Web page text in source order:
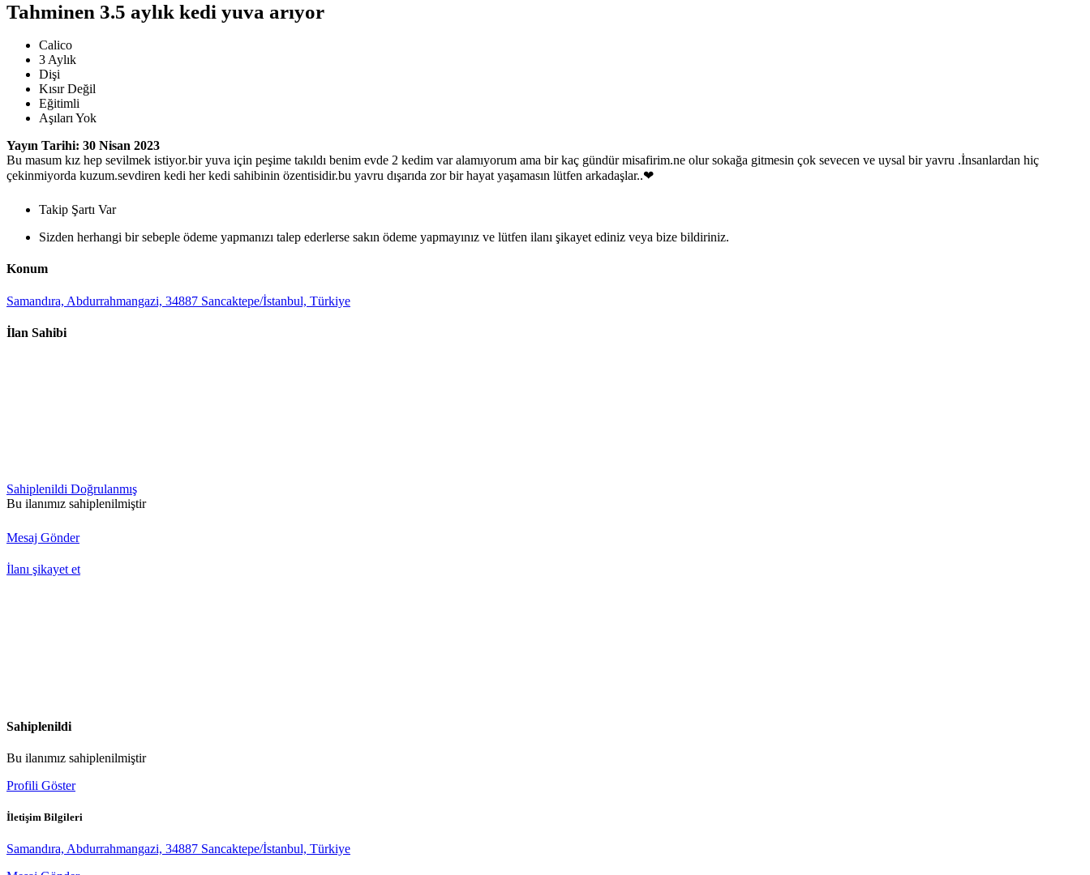
Tahminen 3.5 aylık kedi yuva arıyor
Calico
3 Aylık
Dişi
Kısır Değil
Eğitimli
Aşıları Yok
Yayın Tarihi: 30 Nisan 2023
Bu masum kız hep sevilmek istiyor.bir yuva için peşime takıldı benim evde 2 kedim var alamıyorum ama bir kaç gündür misafirim.ne olur sokağa gitmesin çok sevecen ve uysal bir yavru .İnsanlardan hiç
çekinmiyorda kuzum.sevdiren kedi her kedi sahibinin özentisidir.bu yavru dışarıda zor bir hayat yaşamasın lütfen arkadaşlar..❤
Takip Şartı Var
Sizden herhangi bir sebeple ödeme yapmanızı talep ederlerse sakın ödeme yapmayınız ve lütfen ilanı şikayet ediniz veya bize bildiriniz.
Konum
Samandıra, Abdurrahmangazi, 34887 Sancaktepe/İstanbul, Türkiye
İlan Sahibi
Sahiplenildi Doğrulanmış
Bu ilanımız sahiplenilmiştir
Mesaj Gönder
İlanı şikayet et
Sahiplenildi
Bu ilanımız sahiplenilmiştir
Profili Göster
İletişim Bilgileri
Samandıra, Abdurrahmangazi, 34887 Sancaktepe/İstanbul, Türkiye